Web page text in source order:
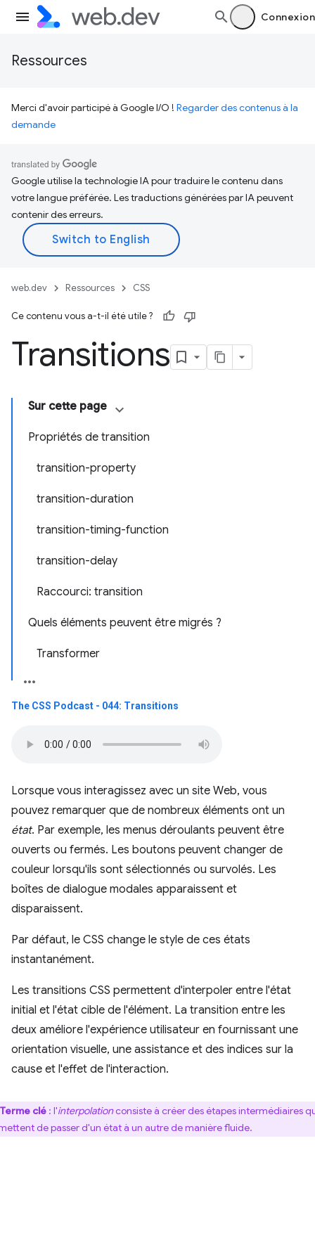
Connexion
Ressources
Merci d'avoir participé à Google I/O ! Regarder des contenus à la
demande
Google utilise la technologie IA pour traduire le contenu dans
votre langue préférée. Les traductions générées par IA peuvent
contenir des erreurs.
web.dev Ressources CSS
Ce contenu vous a-t-il été utile ?
Transitions
Sur cette page
Propriétés de transition
transition-property
transition-duration
transition-timing-function
transition-delay
Raccourci: transition
Quels éléments peuvent être migrés ?
Transformer
The CSS Podcast - 044: Transitions
Lorsque vous interagissez avec un site Web, vous
pouvez remarquer que de nombreux éléments ont un
état. Par exemple, les menus déroulants peuvent être
ouverts ou fermés. Les boutons peuvent changer de
couleur lorsqu'ils sont sélectionnés ou survolés. Les
boîtes de dialogue modales apparaissent et
disparaissent.
Par défaut, le CSS change le style de ces états
instantanément.
Les transitions CSS permettent d'interpoler entre l'état
initial et l'état cible de l'élément. La transition entre les
deux améliore l'expérience utilisateur en fournissant une
orientation visuelle, une assistance et des indices sur la
cause et l'effet de l'interaction.
Terme clé : l'interpolationconsiste à créer des étapes intermédiaires
de passer d'un état à un autre de manière fluide.